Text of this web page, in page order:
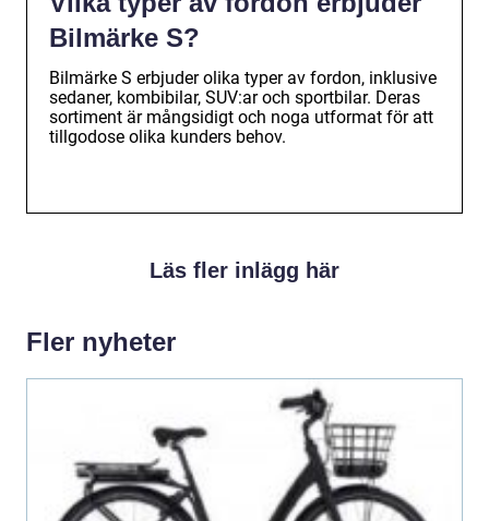
Bilmärke S?
Bilmärke S erbjuder olika typer av fordon, inklusive
sedaner, kombibilar, SUV:ar och sportbilar. Deras
sortiment är mångsidigt och noga utformat för att
tillgodose olika kunders behov.
Läs fler inlägg här
Fler nyheter